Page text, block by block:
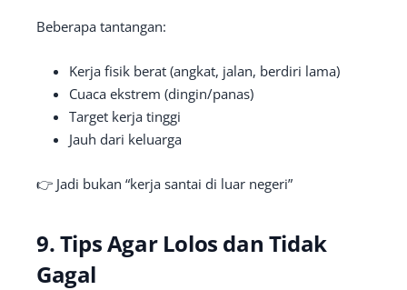
Beberapa tantangan:
Kerja fisik berat (angkat, jalan, berdiri lama)
Cuaca ekstrem (dingin/panas)
Target kerja tinggi
Jauh dari keluarga
👉 Jadi bukan “kerja santai di luar negeri”
9. Tips Agar Lolos dan Tidak
Gagal